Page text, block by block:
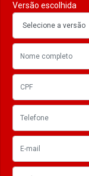
Versão escolhida